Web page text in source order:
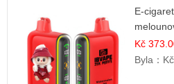
E-
příchuť
Kč
Byla：